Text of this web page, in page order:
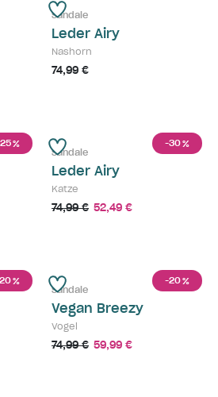
Sandale
Leder Airy
Nashorn
74,99 €
%
-30%
Sandale
Leder Airy
Katze
74,99 € 52,49 €
%
-20%
Sandale
Vegan Breezy
Vogel
74,99 € 59,99 €